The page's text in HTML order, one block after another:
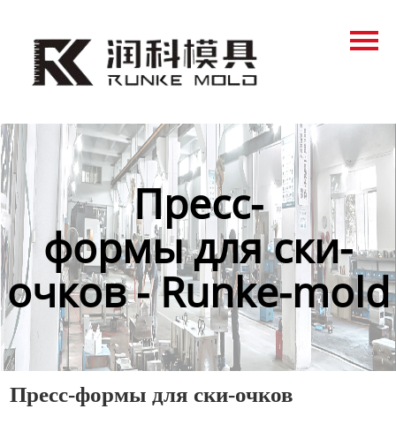
Продукция
Контакты
Пресс-
формы для ски-
очков - Runke-mold
Пресс-формы для ски-очков